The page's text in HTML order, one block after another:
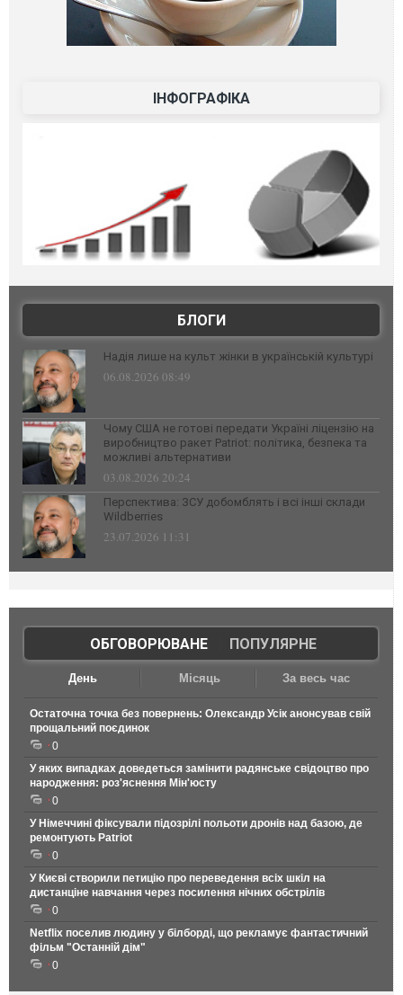
ІНФОГРАФІКА
БЛОГИ
Надія лише на культ жінки в українській культурі
06.08.2026 08:49
Чому США не готові передати Україні ліцензію на
виробництво ракет Patriot: політика, безпека та
можливі альтернативи
03.08.2026 20:24
Перспектива: ЗСУ добомблять і всі інші склади
Wildberries
23.07.2026 11:31
ОБГОВОРЮВАНЕ| ПОПУЛЯРНЕ
День Місяць За весь час
Остаточна точка без повернень: Олександр Усік анонсував свій
прощальний поєдинок
0
У яких випадках доведеться замінити радянське свідоцтво про
народження: роз'яснення Мін'юсту
0
У Німеччині фіксували підозрілі польоти дронів над базою, де
ремонтують Patriot
0
У Києві створили петицію про переведення всіх шкіл на
дистанціне навчання через посилення нічних обстрілів
0
Netflix поселив людину у білборді, що рекламує фантастичний
фільм "Останній дім"
0